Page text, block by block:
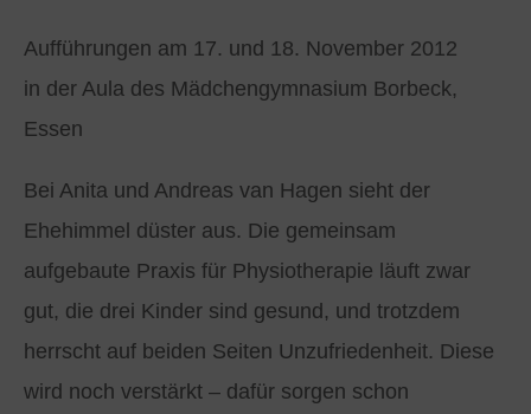
Aufführungen am 17. und 18. November 2012
in der Aula des Mädchengymnasium Borbeck,
Essen
Bei Anita und Andreas van Hagen sieht der
Ehehimmel düster aus. Die gemeinsam
aufgebaute Praxis für Physiotherapie läuft zwar
gut, die drei Kinder sind gesund, und trotzdem
herrscht auf beiden Seiten Unzufriedenheit. Diese
wird noch verstärkt – dafür sorgen schon